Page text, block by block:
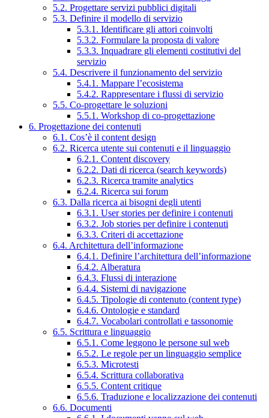
5.2. Progettare servizi pubblici digitali
5.3. Definire il modello di servizio
5.3.1. Identificare gli attori coinvolti
5.3.2. Formulare la proposta di valore
5.3.3. Inquadrare gli elementi costitutivi del
servizio
5.4. Descrivere il funzionamento del servizio
5.4.1. Mappare l’ecosistema
5.4.2. Rappresentare i flussi di servizio
5.5. Co-progettare le soluzioni
5.5.1. Workshop di co-progettazione
6. Progettazione dei contenuti
6.1. Cos’è il content design
6.2. Ricerca utente sui contenuti e il linguaggio
6.2.1. Content discovery
6.2.2. Dati di ricerca (search keywords)
6.2.3. Ricerca tramite analytics
6.2.4. Ricerca sui forum
6.3. Dalla ricerca ai bisogni degli utenti
6.3.1. User stories per definire i contenuti
6.3.2. Job stories per definire i contenuti
6.3.3. Criteri di accettazione
6.4. Architettura dell’informazione
6.4.1. Definire l’architettura dell’informazione
6.4.2. Alberatura
6.4.3. Flussi di interazione
6.4.4. Sistemi di navigazione
6.4.5. Tipologie di contenuto (content type)
6.4.6. Ontologie e standard
6.4.7. Vocabolari controllati e tassonomie
6.5. Scrittura e linguaggio
6.5.1. Come leggono le persone sul web
6.5.2. Le regole per un linguaggio semplice
6.5.3. Microtesti
6.5.4. Scrittura collaborativa
6.5.5. Content critique
6.5.6. Traduzione e localizzazione dei contenuti
6.6. Documenti